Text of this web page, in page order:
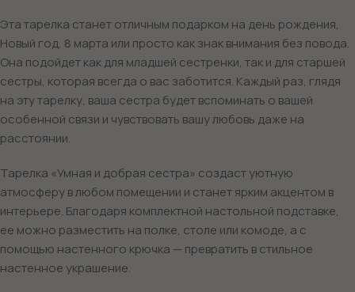
Эта тарелка станет отличным подарком на день рождения,
Новый год, 8 марта или просто как знак внимания без повода.
Она подойдет как для младшей сестренки, так и для старшей
сестры, которая всегда о вас заботится. Каждый раз, глядя
на эту тарелку, ваша сестра будет вспоминать о вашей
особенной связи и чувствовать вашу любовь даже на
расстоянии.
Тарелка «Умная и добрая сестра» создаст уютную
атмосферу в любом помещении и станет ярким акцентом в
интерьере. Благодаря комплектной настольной подставке,
ее можно разместить на полке, столе или комоде, а с
помощью настенного крючка — превратить в стильное
настенное украшение.